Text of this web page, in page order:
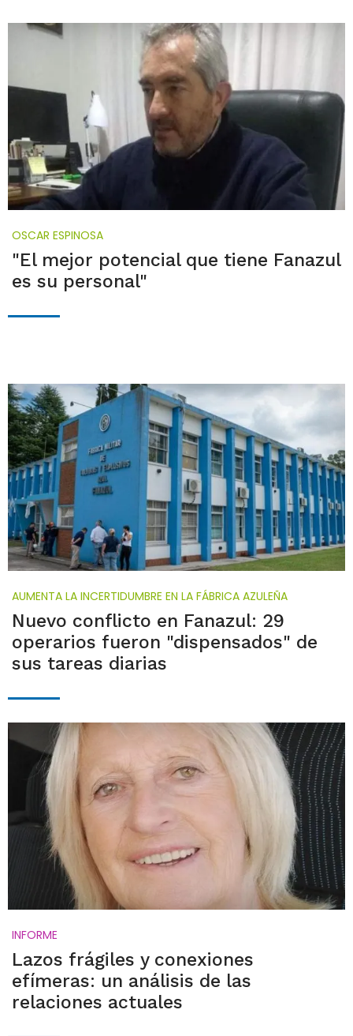
OSCAR ESPINOSA
"El mejor potencial que tiene Fanazul
es su personal"
AUMENTA LA INCERTIDUMBRE EN LA FÁBRICA AZULEÑA
Nuevo conflicto en Fanazul: 29
operarios fueron "dispensados" de
sus tareas diarias
INFORME
Lazos frágiles y conexiones
efímeras: un análisis de las
relaciones actuales